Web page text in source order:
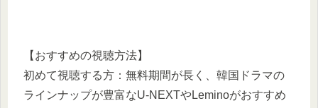
【おすすめの視聴方法】
初めて視聴する方：無料期間が長く、韓国ドラマの
ラインナップが豊富なU-NEXTやLeminoがおすすめ